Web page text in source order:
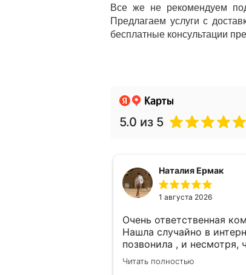
Все же не рекомендуем
Предлагаем услуги с
бесплатные консультации
5.0 из 5
Наталия Ермак
1 августа 2026
Очень ответственная
Нашла случайно в
позвонила , и несмотря,
замерщики были заняты,
улетать, очень оперативно
Читать полностью